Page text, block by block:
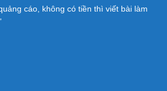
cáo, không có tiền thì viết bài làm